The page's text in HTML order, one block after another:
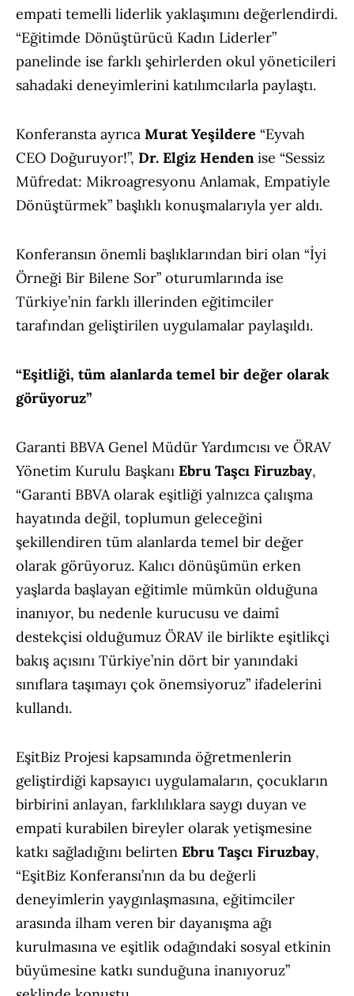
empati temelli liderlik yaklaşımını değerlendirdi.
“Eğitimde Dönüştürücü Kadın Liderler”
panelinde ise farklı şehirlerden okul yöneticileri
sahadaki deneyimlerini katılımcılarla paylaştı.
Konferansta ayrıca Murat Yeşildere “Eyvah
CEO Doğuruyor!”, Dr. Elgiz Hendenise “Sessiz
Müfredat: Mikroagresyonu Anlamak, Empatiyle
Dönüştürmek” başlıklı konuşmalarıyla yer aldı.
Konferansın önemli başlıklarından biri olan “İyi
Örneği Bir Bilene Sor” oturumlarında ise
Türkiye’nin farklı illerinden eğitimciler
tarafından geliştirilen uygulamalar paylaşıldı.
“Eşitliği, tüm alanlarda temel bir değer olarak
görüyoruz”
Garanti BBVA Genel Müdür Yardımcısı ve ÖRAV
Yönetim Kurulu Başkanı Ebru Taşcı Firuzbay,
“Garanti BBVA olarak eşitliği yalnızca çalışma
hayatında değil, toplumun geleceğini
şekillendiren tüm alanlarda temel bir değer
olarak görüyoruz. Kalıcı dönüşümün erken
yaşlarda başlayan eğitimle mümkün olduğuna
inanıyor, bu nedenle kurucusu ve daimî
destekçisi olduğumuz ÖRAV ile birlikte eşitlikçi
bakış açısını Türkiye’nin dört bir yanındaki
sınıflara taşımayı çok önemsiyoruz” ifadelerini
kullandı.
EşitBiz Projesi kapsamında öğretmenlerin
geliştirdiği kapsayıcı uygulamaların, çocukların
birbirini anlayan, farklılıklara saygı duyan ve
empati kurabilen bireyler olarak yetişmesine
katkı sağladığını belirten Ebru Taşcı Firuzbay,
“EşitBiz Konferansı’nın da bu değerli
deneyimlerin yaygınlaşmasına, eğitimciler
arasında ilham veren bir dayanışma ağı
kurulmasına ve eşitlik odağındaki sosyal etkinin
büyümesine katkı sunduğuna inanıyoruz”